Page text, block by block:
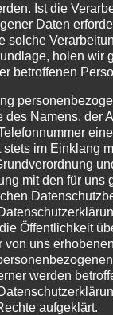
Andrea
zum
–
den
neu
Ist die
Daten
solche
holen wir
betroffenen
des Namens, der
stets im Einklang
mit den für uns
Öffentlichkeit
von uns
werden
aufgeklärt.